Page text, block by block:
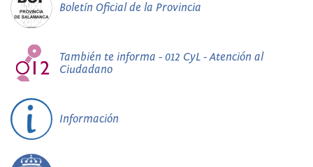
Boletín Oficial de la Provincia
También te informa - 012 CyL - Atención al
Ciudadano
Información